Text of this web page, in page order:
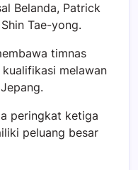
Belanda, Patrick
Tae-yong.
timnas
melawan
peringkat ketiga
peluang besar